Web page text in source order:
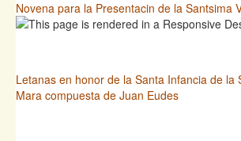
Novena para la Presentacin de la Santsima
Letanas en honor de la Santa Infancia de la
Mara compuesta de Juan Eudes